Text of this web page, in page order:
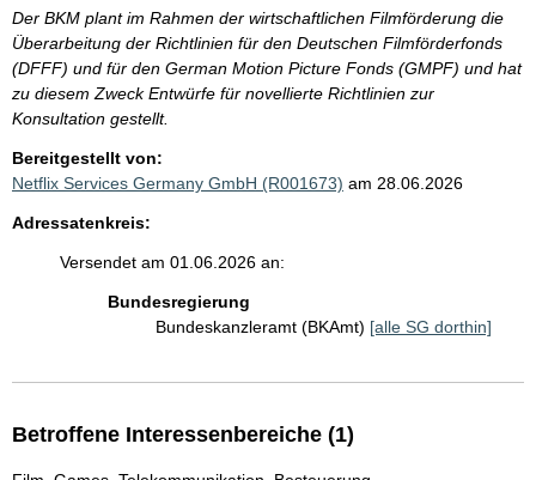
Der BKM plant im Rahmen der wirtschaftlichen Filmförderung die
Überarbeitung der Richtlinien für den Deutschen Filmförderfonds
(DFFF) und für den German Motion Picture Fonds (GMPF) und hat
zu diesem Zweck Entwürfe für novellierte Richtlinien zur
Konsultation gestellt.
Bereitgestellt von:
Netflix Services Germany GmbH (R001673) am 28.06.2026
Adressatenkreis:
Versendet am 01.06.2026 an:
Bundesregierung
Bundeskanzleramt (BKAmt) [alle SG dorthin]
Betroffene Interessenbereiche (1)